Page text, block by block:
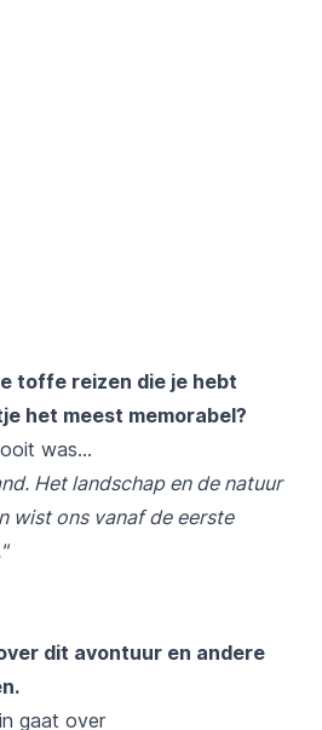
toffe reizen die je hebt
het meest memorabel?
was…
Het landschap en de natuur
wist ons vanaf de eerste
dit avontuur en andere
gaat over